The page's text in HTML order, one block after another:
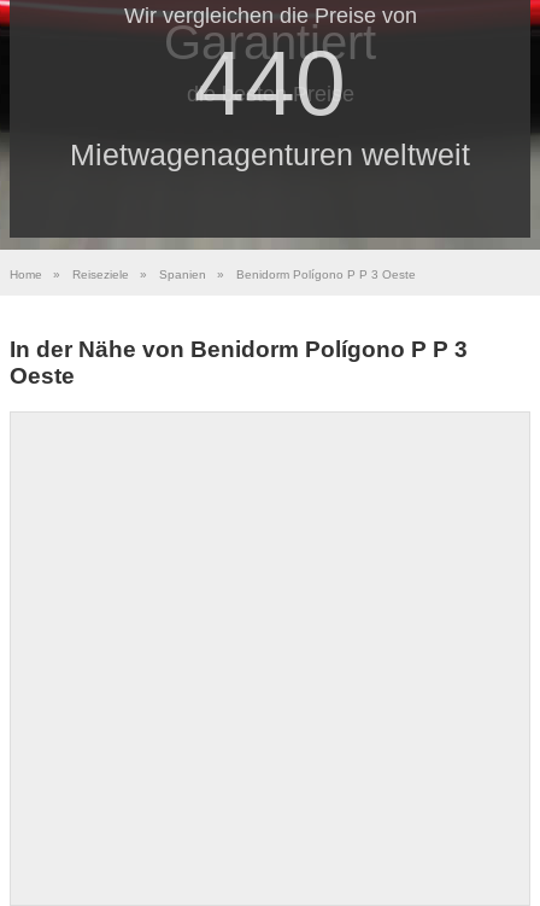
Wir vergleichen die Preise von
440
Mietwagenagenturen weltweit
Garantiert
die besten Preise
Home » Reiseziele » Spanien » Benidorm Polígono P P 3 Oeste
In der Nähe von Benidorm Polígono P P 3
Oeste